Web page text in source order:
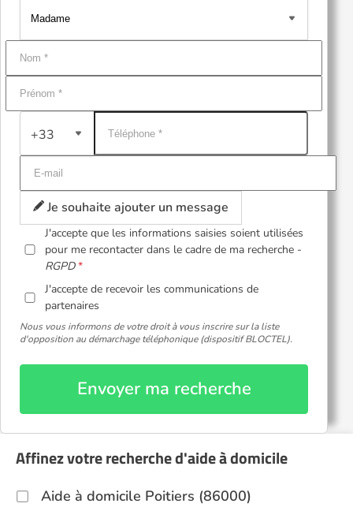
+33
Je souhaite ajouter un message
J'accepte que les informations saisies soient utilisées
pour me recontacter dans le cadre de ma recherche -
RGPD
J'accepte de recevoir les communications de
partenaires
Nous vous informons de votre droit à vous inscrire sur la liste
d'opposition au démarchage téléphonique (dispositif BLOCTEL).
Envoyer ma recherche
Affinez votre recherche d'aide à domicile
Aide à domicile Poitiers (86000)